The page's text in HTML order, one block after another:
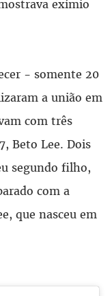
exímio
- somente 20
a união em
com três
Beto Lee. Dois
segundo filho,
com a
que nasceu em